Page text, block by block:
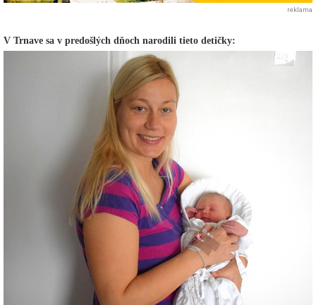
reklama
V Trnave sa v predošlých dňoch narodili tieto detičky: